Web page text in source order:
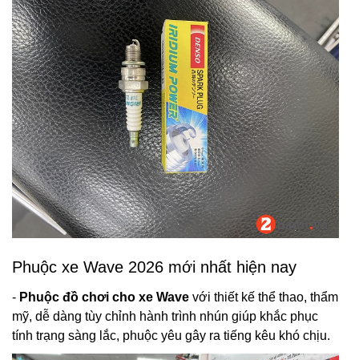
Phuộc xe Wave 2026 mới nhất hiện nay
- Phuộc đồ chơi cho xe Wave với thiết kế thể thao, thẩm
mỹ, dễ dàng tùy chỉnh hành trình nhún giúp khắc phục
tính trạng sàng lắc, phuộc yêu gây ra tiếng kêu khó chịu.